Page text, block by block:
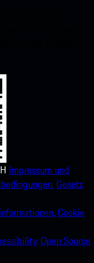
Impressum und
Gesetz
Cookie
Open Source